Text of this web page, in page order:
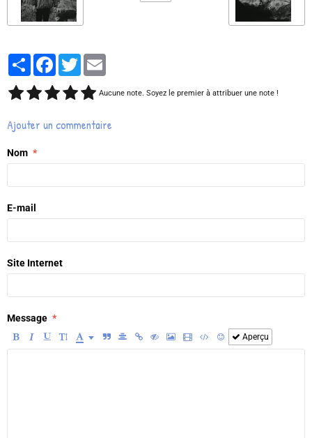
PartagerFacebook
Twitter
Aucune note. Soyez le premier à attribuer une note !
Ajouter un commentaire
Nom
E-mail
Site Internet
Message
Aperçu